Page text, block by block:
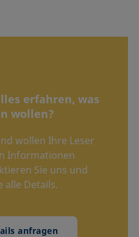
erfahren, was
wollen?
wollen Ihre Leser
Informationen
Sie uns und
alle Details.
anfragen